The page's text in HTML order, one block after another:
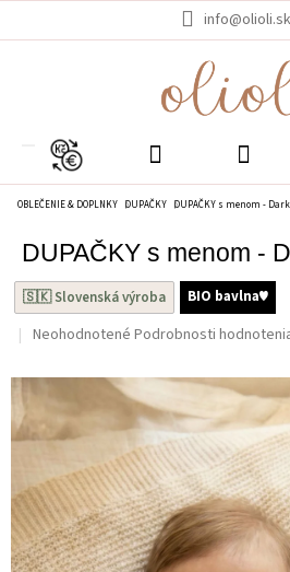
info@olioli.sk
EUR
OBLEČENIE & DOPLNKY DUPAČKY DUPAČKY s menom -
DUPAČKY s menom -
BIO bavlna♥︎
🇸🇰 Slovenská výroba
Priemerné
produktu
je
z
hviezdičiek.
Neohodnotené Podrobnosti